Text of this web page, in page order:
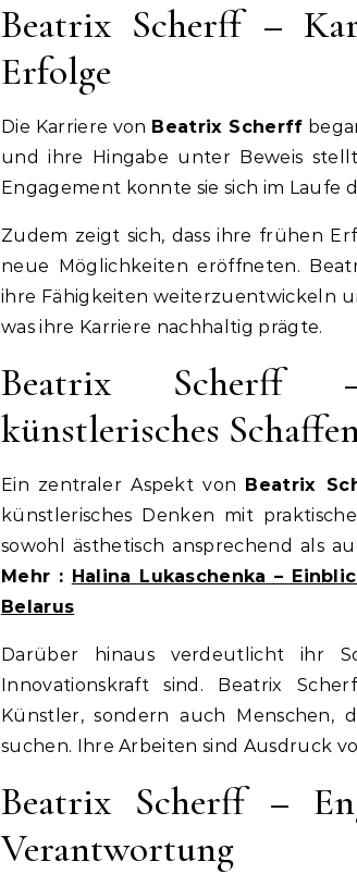
Beatrix Scherff –
Erfolge
Die Karriere von Beatrix Scherff
und ihre Hingabe unter Beweis
Engagement konnte sie sich im Laufe
Zudem zeigt sich, dass ihre frühen
neue Möglichkeiten eröffneten.
ihre Fähigkeiten weiterzuentwickeln
was ihre Karriere nachhaltig prägte.
Beatrix Scherff
künstlerisches
Ein zentraler Aspekt von Beatrix
künstlerisches Denken mit
sowohl ästhetisch ansprechend als
Mehr : Halina Lukaschenka –
Belarus
Darüber hinaus verdeutlicht ihr
Innovationskraft sind. Beatrix
Künstler, sondern auch Menschen,
suchen. Ihre Arbeiten sind Ausdruck
Beatrix Scherff –
Verantwortung